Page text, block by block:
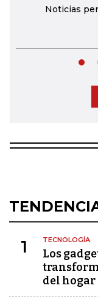
Noticias
1 TECNOLOGÍA
Los
del hogar